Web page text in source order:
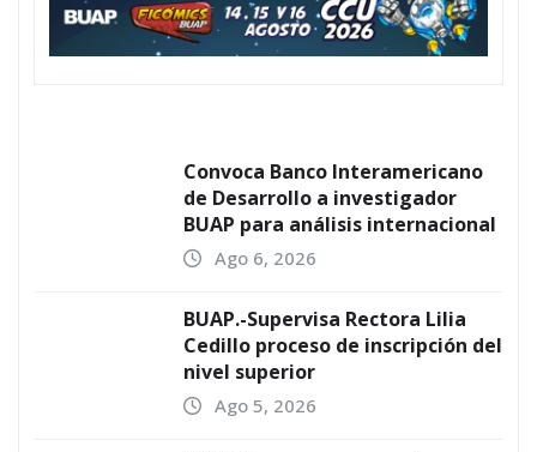
Convoca Banco Interamericano
de Desarrollo a investigador
BUAP para análisis internacional
Ago 6, 2026
BUAP.-Supervisa Rectora Lilia
Cedillo proceso de inscripción del
nivel superior
Ago 5, 2026